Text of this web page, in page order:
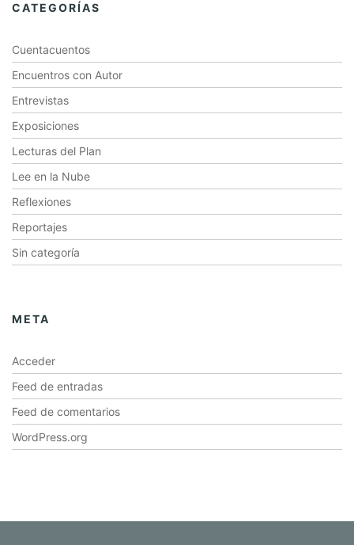
CATEGORÍAS
Cuentacuentos
Encuentros con Autor
Entrevistas
Exposiciones
Lecturas del Plan
Lee en la Nube
Reflexiones
Reportajes
Sin categoría
META
Acceder
Feed de entradas
Feed de comentarios
WordPress.org